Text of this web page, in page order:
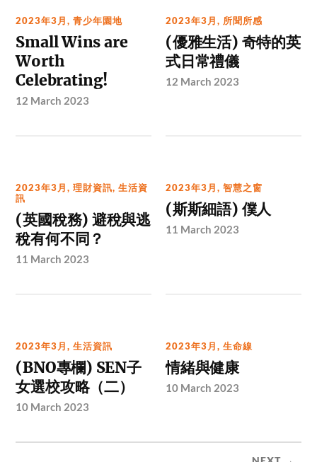
2023年3月,青少年園地
Small Wins are
Worth
Celebrating!
12 March 2023
2023年3月, 所聞所感
(優雅生活) 奇特的英
式日常禮儀
12 March 2023
2023年3月,理財資訊,生活資
訊
(英國稅務) 避稅與逃
稅有何不同？
11 March 2023
2023年3月,智慧之窗
(斯斯細語) 僕人
11 March 2023
2023年3月,生活資訊
(BNO專欄) SEN子
女選校攻略（二）
10 March 2023
2023年3月,生命線
情緒與健康
10 March 2023